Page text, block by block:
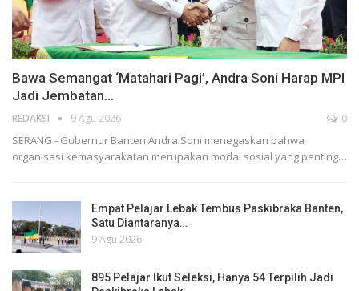
Bawa Semangat ‘Matahari Pagi’, Andra Soni Harap MPI
Jadi Jembatan…
REDAKSI 9 Agu 2026 0
SERANG - Gubernur Banten Andra Soni menegaskan bahwa
organisasi kemasyarakatan merupakan modal sosial yang penting…
Empat Pelajar Lebak Tembus Paskibraka Banten,
Satu Diantaranya…
9 Agu 2026
895 Pelajar Ikut Seleksi, Hanya 54 Terpilih Jadi